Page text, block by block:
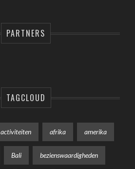
PARTNERS
TAGCLOUD
activiteiten afrika amerika
Bali bezienswaardigheden